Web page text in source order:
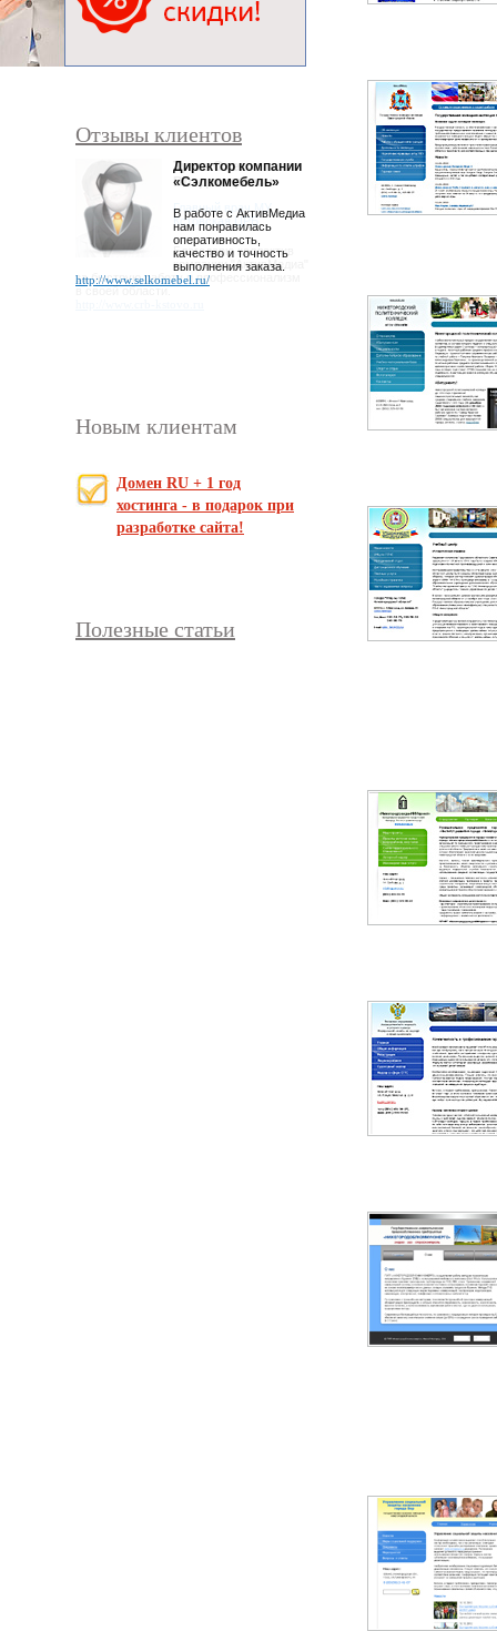
Отзывы клиентов
Директор компании
«Сэлкомебель»
В работе с АктивМедиа
нам понравилась
оперативность,
качество и точность
выполнения заказа.
http://www.selkomebel.ru/
Новым клиентам
Домен RU + 1 год
хостинга - в подарок при
разработке сайта!
Полезные статьи